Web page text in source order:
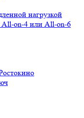
нагрузкой
All-on-4 или All-on-6